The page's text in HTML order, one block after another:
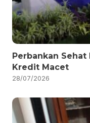
Perbankan Sehat
Kredit Macet
28/07/2026